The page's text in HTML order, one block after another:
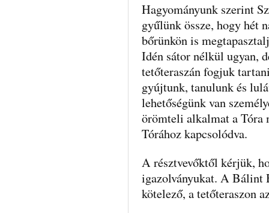
Hagyományunk szerint
gyűlünk össze, hogy hét
bőrünkön is
Idén sátor nélkül ugyan,
tetőteraszán fogjuk
gyújtunk, tanulunk és
lehetőségünk van
örömteli alkalmat a Tóra
Tórához kapcsolódva.
A résztvevőktől kérjük,
igazolványukat. A Bálint
kötelező, a tetőteraszon